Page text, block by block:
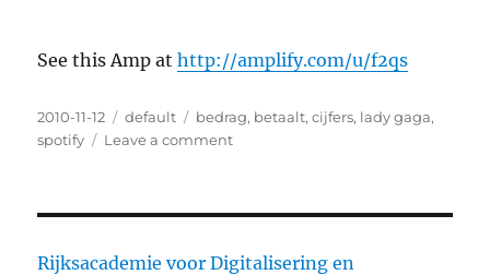
See this Amp athttp://amplify.com/u/f2qs
Posted
on
2010-11-12 Categories
default Tags
bedrag, betaalt,cijfers, lady gaga,
spotify
Leave a comment
Cijfers!
Rijksacademie voor Digitalisering en